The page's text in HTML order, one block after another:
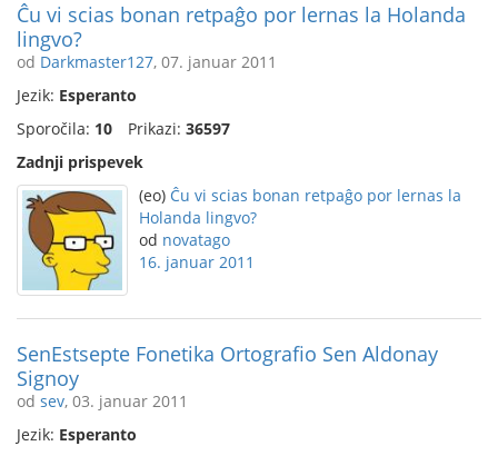
Ĉu vi scias bonan retpaĝo por lernas la Holanda
lingvo?
od Darkmaster127, 07. januar 2011
Jezik: Esperanto
Sporočila: 10 Prikazi: 36597
Zadnji prispevek
(eo) Ĉu vi scias bonan retpaĝo por lernas la
Holanda lingvo?
od novatago
16. januar 2011
SenEstsepte Fonetika Ortografio Sen Aldonay
Signoy
od sev, 03. januar 2011
Jezik: Esperanto